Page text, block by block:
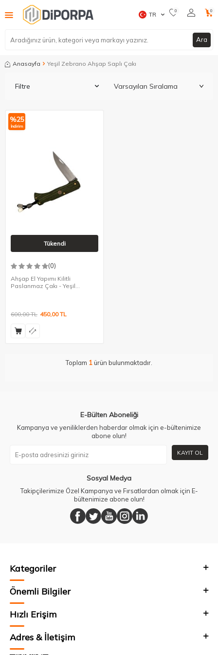
Ara
TR 0 0
Anasayfa Yeşil Zebrano Ahşap Saplı Çakı
Filtre
%25
İndirim
Tükendi
(0)
Ahşap El Yapımı Kilitli
Paslanmaz Çakı - Yeşil
600,00TL 450,00TL
Toplam 1ürün bulunmaktadır.
E-Bülten Aboneliği
Kampanya ve yeniliklerden haberdar olmak için e-bültenimize
abone olun!
KAYIT OL
Sosyal Medya
Takipçilerimize Özel Kampanya ve Fırsatlardan olmak için E-
bültenimize abone olun!
Kategoriler
Önemli Bilgiler
Hızlı Erişim
Adres & İletişim